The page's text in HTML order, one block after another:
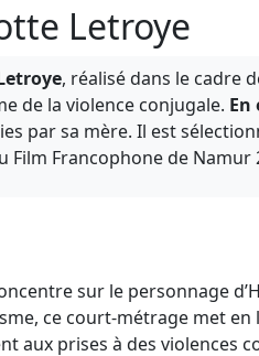
Letroye
, réalisé dans le cadre
de la violence conjugale. En
par sa mère. Il est
Francophone de Namur
sur le personnage
ce court-métrage met
aux prises à des violences